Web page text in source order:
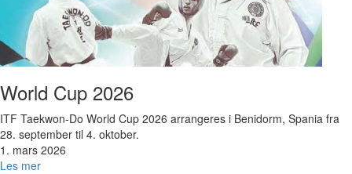
World Cup 2026
ITF Taekwon-Do World Cup 2026 arrangeres i Benidorm, Spania fra
28. september til 4. oktober.
1. mars 2026
Les mer